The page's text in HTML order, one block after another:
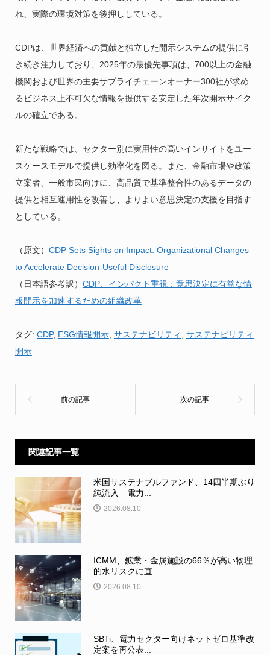
れ、実際の環境対策を後押ししている。
CDPは、世界経済への貢献と独立した開示システムの提供に引
き続き注力しており、2025年の最優先事項は、700以上の金融
機関および世界の主要サプライチェーンオーナー300社が求め
るビジネス上不可欠な情報を提供する安定した年次開示サイク
ルの確立である。
新たな戦略では、セクター別に実用性の高いインサイトをユー
スケースモデルで提供し効率化を図る。また、金融市場や政策
立案者、一般市民向けに、高品質で基準整合性のあるデータの
提供と相互運用性を改善し、よりよい意思決定の支援を目指す
としている。
（原文） CDP Sets Sights on Impact: Organizational Changes
to Accelerate Decision-Useful Disclosure
（日本語参考訳） CDP、インパクト重視：意思決定に有益な情
報開示を加速するための組織改革
タグ: CDP, ESG情報開示, サステナビリティ , サステナビリティ
開示
関連記事一覧
米国サステナブルファンド、14四半期ぶり
純流入 電力...
2026.08.10
ICMM、鉱業・金属施設の66％が高い物理
的水リスクに直...
2026.08.10
SBTi、電力セクター向けネットゼロ基準改
定案を再公表...